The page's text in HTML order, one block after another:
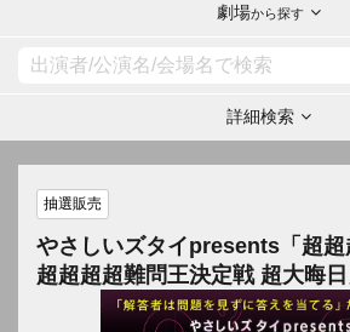
劇場から探す
詳細検索
抽選販売
やさしいズタイpresents「超超
超超超超難問王決定戦 超大晦日